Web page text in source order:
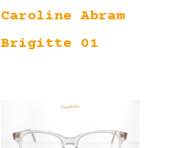
Caroline Abram
Brigitte 01